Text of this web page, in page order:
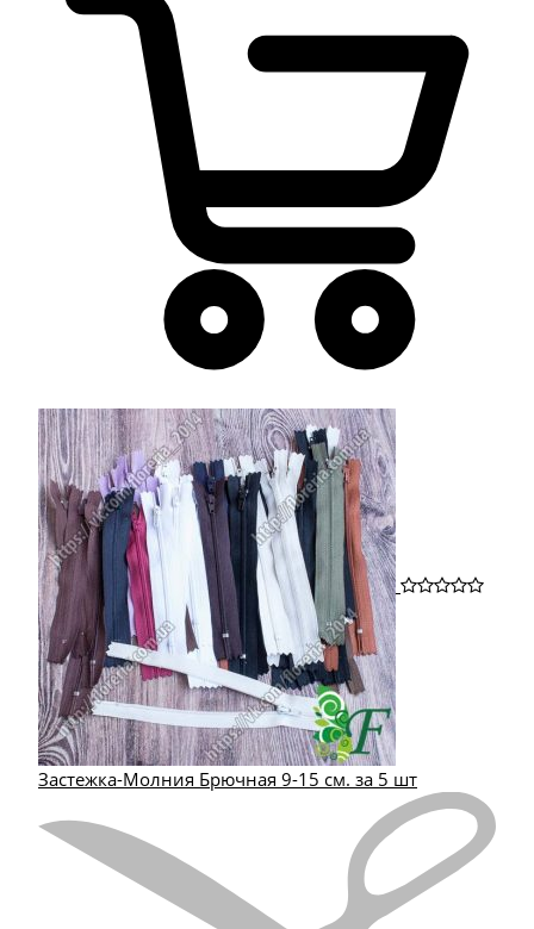
Застежка-Молния Брючная 9-15 см. за 5 шт